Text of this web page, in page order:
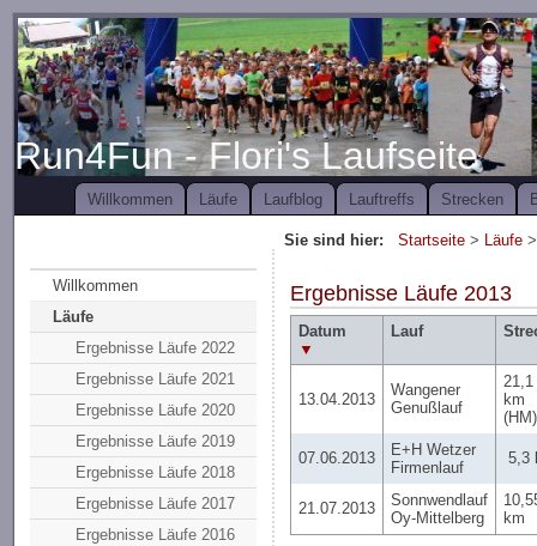
Run4Fun - Flori's Laufseite
Willkommen Läufe Laufblog Lauftreffs Strecken
Sie sind hier:Startseite > Läufe
Willkommen
Läufe
Ergebnisse Läufe 2022
Ergebnisse Läufe 2021
Ergebnisse Läufe 2020
Ergebnisse Läufe 2019
Ergebnisse Läufe 2018
Ergebnisse Läufe 2017
Ergebnisse Läufe 2016
Ergebnisse Läufe 2013
Datum
▼
Lauf
13.04.2013
Wangener
Genußlauf
21,1
km
(HM)
07.06.2013
E+H Wetzer
Firmenlauf
5,3
21.07.2013
Sonnwendlauf
Oy-Mittelberg
km